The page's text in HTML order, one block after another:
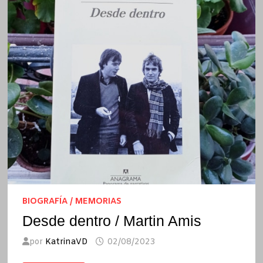
BIOGRAFÍA / MEMORIAS
Desde dentro / Martin Amis
por KatrinaVD 02/08/2023